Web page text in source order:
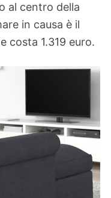
al centro della
in causa è il
costa 1.319 euro.